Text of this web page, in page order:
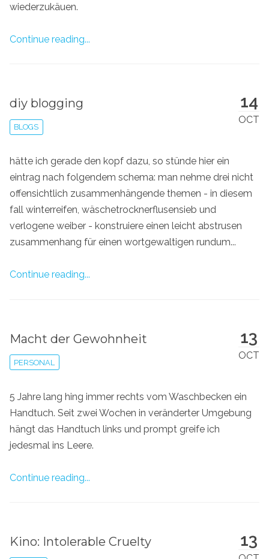
wiederzukäuen.
Continue reading...
14
OCT
diy blogging
BLOGS
hätte ich gerade den kopf dazu, so stünde hier ein
eintrag nach folgendem schema: man nehme drei nicht
offensichtlich zusammenhängende themen - in diesem
fall winterreifen, wäschetrocknerflusensieb und
verlogene weiber - konstruiere einen leicht abstrusen
zusammenhang für einen wortgewaltigen rundum...
Continue reading...
13
OCT
Macht der Gewohnheit
PERSONAL
5 Jahre lang hing immer rechts vom Waschbecken ein
Handtuch. Seit zwei Wochen in veränderter Umgebung
hängt das Handtuch links und prompt greife ich
jedesmal ins Leere.
Continue reading...
13
Kino: Intolerable Cruelty